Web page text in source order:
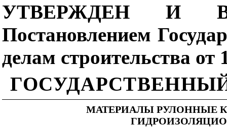
УТВЕРЖДЕН И
Постановлением
делам строительства от
МАТЕРИАЛЫ РУЛОННЫЕ